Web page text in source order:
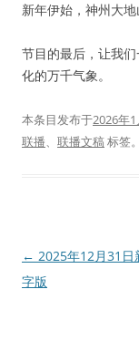
新年伊始，神州大
节目的最后，让我
化的万千气象。
本条目发布于2026年1
联播、 联播文稿标签。
文
章
← 2025年12月31日
字版